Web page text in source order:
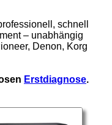
schnell
– unabhängig
Denon, Korg
Erstdiagnose.